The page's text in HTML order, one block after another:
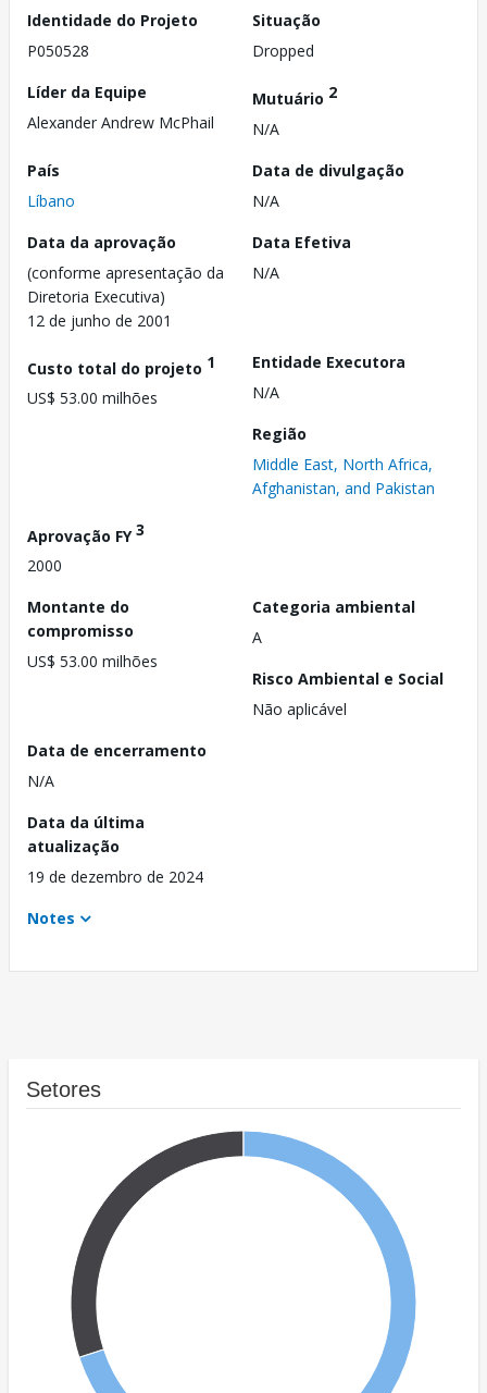
Identidade do Projeto
P050528
Situação
Dropped
Líder da Equipe
Alexander Andrew McPhail
Mutuário 2
N/A
País
Líbano
Data de divulgação
N/A
Data da aprovação
(conforme apresentação da
Diretoria Executiva)
12 de junho de 2001
Data Efetiva
N/A
Custo total do projeto 1
US$ 53.00 milhões
Entidade Executora
N/A
Região
Middle East, North Africa,
Afghanistan, and Pakistan
Aprovação FY3
2000
Montante do
compromisso
US$ 53.00 milhões
Categoria ambiental
A
Risco Ambiental e Social
Não aplicável
Data de encerramento
N/A
Data da última
atualização
19 de dezembro de 2024
Notes
Setores